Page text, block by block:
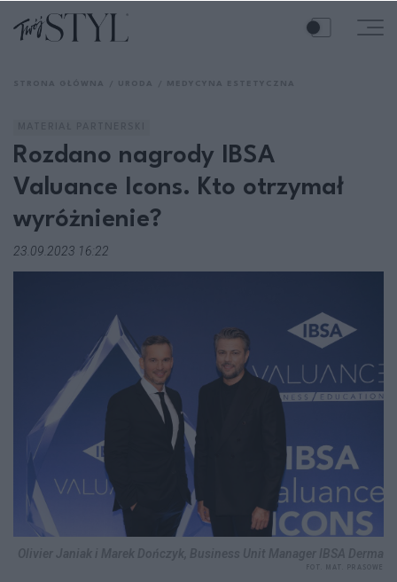
Rozdano nagrody IBSA
Valuance Icons. Kto otrzymał
wyróżnienie?
23.09.2023 16:22